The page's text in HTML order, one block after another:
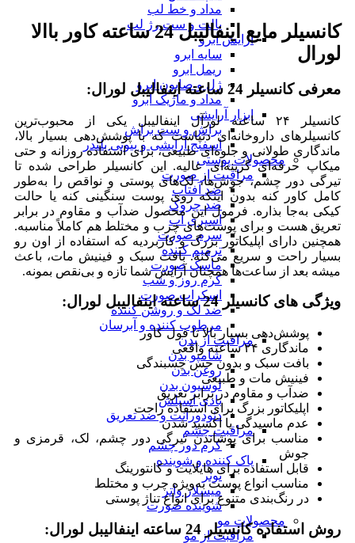
مداد و خط لب
پالت و ست رژ لب
آرایش ابرو
سایه ابرو
ریمل ابرو
ژل و صابون ابرو
مداد و ماژیک ابرو
ابزار آرایشی
براش و ست براش
اسفنج آرایشی و بیوتی بلندر
محصولات پوستی
مراقبت از صورت
ضد آفتاب
ضد چروک
اسپری آب
سرم صورت
ترمیم کننده
ماسک صورت
کرم روز و شب
اسکراب صورت
ضد لک و روشن کننده
مرطوب کننده و آبرسان
مراقبت از بدن
شامپو بدن
روغن بدن
لوسیون بدن
بادی اسپلش
دئودورانت و ضد تعریق
مراقبت چشم
کرم دور چشم
پاک کننده و شوینده
تونر
میسلار واتر
شوینده صورت
محصولات مو
مراقبت از مو
کانسیلر مایع اینفالیبل 24 ساعته کاور باالا
لورال
معرفی کانسیلر 24 ساعته اینفالیبل لورال:
کانسیلر ۲۴ ساعته لورآل اینفالیبل یکی از محبوب‌ترین
کانسیلرهای داروخانه‌ای دنیاست که با پوشش‌دهی بسیار بالا،
ماندگاری طولانی و جلوه‌ای طبیعی، برای استفاده روزانه و حتی
میکاپ حرفه‌ای گزینه‌ای عالیه. این کانسیلر طراحی شده تا
تیرگی دور چشم، جوش‌ها، لک‌های پوستی و نواقص را به‌طور
کامل کاور کنه بدون اینکه روی پوست سنگینی کنه یا حالت
کیکی به‌جا بذاره. فرمول این محصول ضدآب و مقاوم در برابر
تعریق هست و برای پوست‌های چرب و مختلط هم کاملاً مناسبه.
همچنین دارای اپلیکاتور بزرگ و کاربردیه که استفاده از اون رو
بسیار راحت و سریع می‌کنه. بافت سبک و فینیش مات، باعث
میشه بعد از ساعت‌ها همچنان آرایش شما تازه و بی‌نقص بمونه.
ویژگی های کانسیلر 24 ساعته اینفالیبل لورال:
پوشش‌دهی بسیار بالا تا فول کاور
ماندگاری ۲۴ ساعته واقعی
بافت سبک و بدون حس چسبندگی
فینیش مات و طبیعی
ضدآب و مقاوم در برابر تعریق
اپلیکاتور بزرگ برای استفاده راحت
عدم ماسیدگی یا اکسید شدن
مناسب برای پوشاندن تیرگی دور چشم، لک، قرمزی و
جوش
قابل استفاده برای هایلایت و کانتورینگ
مناسب انواع پوست به‌ویژه چرب و مختلط
در رنگ‌بندی متنوع برای انواع تناژ پوستی
روش استفاده کانسیلر 24 ساعته اینفالیبل لورال: